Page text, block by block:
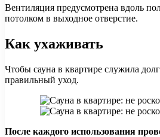
Вентиляция предусмотрена вдоль
потолком в выходное отверстие.
Как ухаживать
Чтобы сауна в квартире служила
правильный уход.
После каждого использования